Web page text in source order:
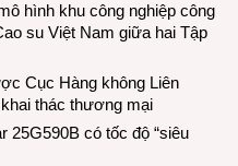
hình khu công nghiệp công
su Việt Nam giữa hai Tập
Cục Hàng không Liên
thác thương mại
25G590B có tốc độ “siêu